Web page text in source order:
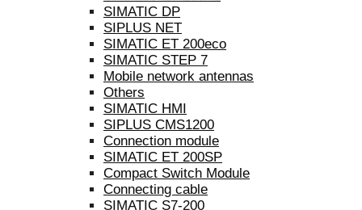
SIMATIC DP
SIPLUS NET
SIMATIC ET 200eco
SIMATIC STEP 7
Mobile network antennas
Others
SIMATIC HMI
SIPLUS CMS1200
Connection module
SIMATIC ET 200SP
Compact Switch Module
Connecting cable
SIMATIC S7-200